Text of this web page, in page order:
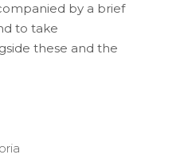
by a brief
to take
these and the